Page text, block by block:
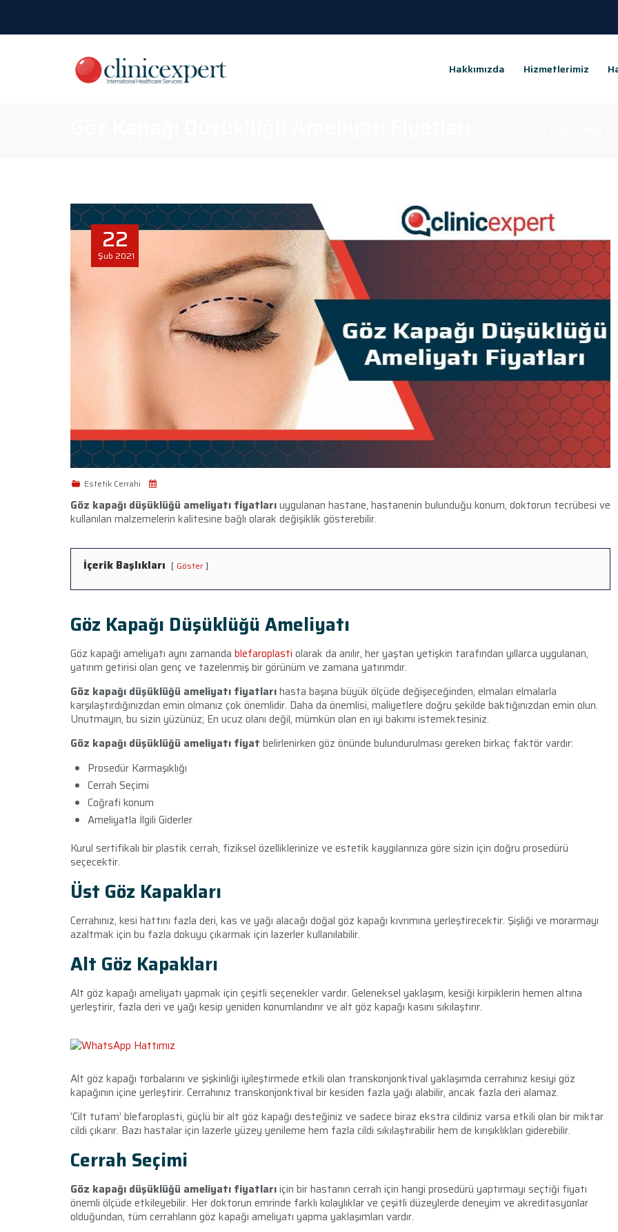
Hakkımızda Hizmetlerimiz
22
Şub 2021
Estetik Cerrahi
Göz kapağı düşüklüğü ameliyatı fiyatlarıuygulanan hastane, hastanenin bulunduğu konum, doktorun tecrübesi ve
kullanılan malzemelerin kalitesine bağlı olarak değişiklik gösterebilir.
İçerik Başlıkları Göster
Göz Kapağı Düşüklüğü Ameliyatı
Göz kapağı ameliyatı aynı zamanda blefaroplasti olarak da anılır, her yaştan yetişkin tarafından yıllarca uygulanan,
yatırım getirisi olan genç ve tazelenmiş bir görünüm ve zamana yatırımdır.
Göz kapağı düşüklüğü ameliyatı fiyatlarıhasta başına büyük ölçüde değişeceğinden, elmaları elmalarla
karşılaştırdığınızdan emin olmanız çok önemlidir. Daha da önemlisi, maliyetlere doğru şekilde baktığınızdan emin olun.
Unutmayın, bu sizin yüzünüz; En ucuz olanı değil, mümkün olan en iyi bakımı istemektesiniz.
Göz kapağı düşüklüğü ameliyatı fiyat belirlenirken göz önünde bulundurulması gereken birkaç faktör vardır:
Prosedür Karmaşıklığı
Cerrah Seçimi
Coğrafi konum
Ameliyatla İlgili Giderler
Kurul sertifikalı bir plastik cerrah, fiziksel özelliklerinize ve estetik kaygılarınıza göre sizin için doğru prosedürü
seçecektir.
Üst Göz Kapakları
Cerrahınız, kesi hattını fazla deri, kas ve yağı alacağı doğal göz kapağı kıvrımına yerleştirecektir. Şişliği ve morarmayı
azaltmak için bu fazla dokuyu çıkarmak için lazerler kullanılabilir.
Alt Göz Kapakları
Alt göz kapağı ameliyatı yapmak için çeşitli seçenekler vardır. Geleneksel yaklaşım, kesiği kirpiklerin hemen altına
yerleştirir, fazla deri ve yağı kesip yeniden konumlandırır ve alt göz kapağı kasını sıkılaştırır.
Alt göz kapağı torbalarını ve şişkinliği iyileştirmede etkili olan transkonjonktival yaklaşımda cerrahınız kesiyi göz
kapağının içine yerleştirir. Cerrahınız transkonjonktival bir kesiden fazla yağı alabilir, ancak fazla deri alamaz.
‘Cilt tutam’ blefaroplasti, güçlü bir alt göz kapağı desteğiniz ve sadece biraz ekstra cildiniz varsa etkili olan bir miktar
cildi çıkarır. Bazı hastalar için lazerle yüzey yenileme hem fazla cildi sıkılaştırabilir hem de kırışıklıkları giderebilir.
Cerrah Seçimi
Göz kapağı düşüklüğü ameliyatı fiyatlarıiçin bir hastanın cerrah için hangi prosedürü yaptırmayı seçtiği fiyatı
önemli ölçüde etkileyebilir. Her doktorun emrinde farklı kolaylıklar ve çeşitli düzeylerde deneyim ve akreditasyonlar
olduğundan, tüm cerrahların göz kapağı ameliyatı yapma yaklaşımları vardır.